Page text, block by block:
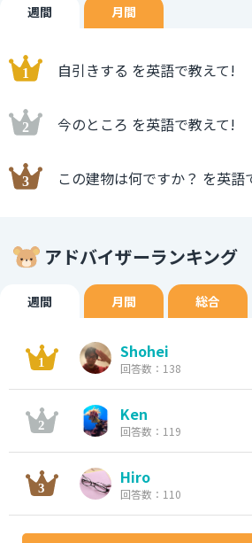
徹底的な議論が必要だ。 3. An in-depth discussion is
necessary. 詳細な議論が必要だ。 in-
「徹底的な 」という表現で、詳細な情
あることを強調します。 例文 An in-depth discussion is
詳細な議論が必要だ。
週間 月間
自引きする を英語で教えて!
今のところ を英語で教えて!
この建物は何ですか？ を英語
アドバイザーランキング
週間 月間 総合
Shohei
回答数：138
Ken
回答数：119
Hiro
回答数：110